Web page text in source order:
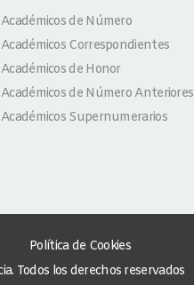
Académicos de Número
Académicos Correspondientes
Académicos de Honor
Académicos de Número Anteriores
Académicos Supernumerarios
Política de Cookies
Todos los derechos reservados